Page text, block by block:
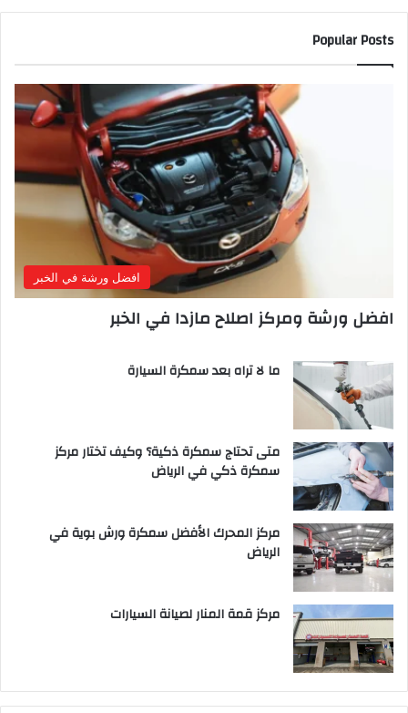
Popular Posts
افضل ورشة في الخبر
افضل ورشة ومركز اصلاح مازدا في الخبر
ما لا تراه بعد سمكرة السيارة
متى تحتاج سمكرة ذكية؟ وكيف تختار مركز
سمكرة ذكي في الرياض
مركز المحرك الأفضل سمكرة ورش بوية في
الرياض
مركز قمة المنار لصيانة السيارات